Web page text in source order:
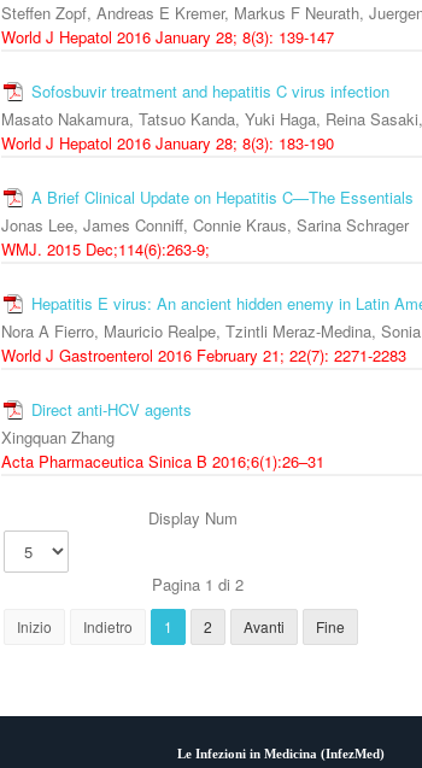
Steffen Zopf, Andreas E Kremer, Markus F Neurath,
World J Hepatol 2016 January 28; 8(3): 139-147
Sofosbuvir treatment and hepatitis C virus infection
Masato Nakamura, Tatsuo Kanda, Yuki Haga, Reina
World J Hepatol 2016 January 28; 8(3): 183-190
A Brief Clinical Update on Hepatitis C—The Essentials
Jonas Lee, James Conniff, Connie Kraus, Sarina Schrager
WMJ. 2015 Dec;114(6):263-9;
Hepatitis E virus: An ancient hidden enemy in Latin
Nora A Fierro, Mauricio Realpe, Tzintli Meraz-Medina,
World J Gastroenterol 2016 February 21; 22(7): 2271-2283
Direct anti-HCV agents
Xingquan Zhang
Acta Pharmaceutica Sinica B 2016;6(1):26–31
Display Num
Pagina 1 di 2
Inizio Indietro 1 2 Avanti Fine
Le Infezioni in Medicina (InfezMed)